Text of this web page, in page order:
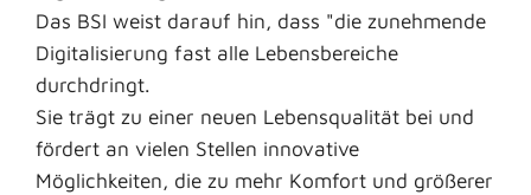
Das BSI weist darauf hin, dass "die zunehmende
Digitalisierung fast alle Lebensbereiche
durchdringt.
Sie trägt zu einer neuen Lebensqualität bei und
fördert an vielen Stellen innovative
Möglichkeiten, die zu mehr Komfort und größerer